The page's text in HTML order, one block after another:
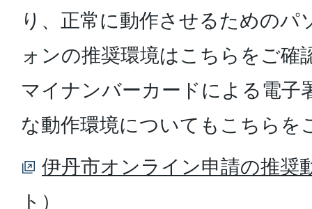
り、正常に動作させるためのパ
ォンの推奨環境はこちらをご確
マイナンバーカードによる電子
な動作環境についてもこちらを
伊丹市オンライン申請の推奨
ト）